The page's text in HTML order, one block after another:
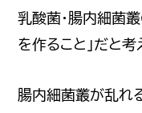
乳酸菌・腸内細菌
を作ること」だと考
腸内細菌叢が乱れ